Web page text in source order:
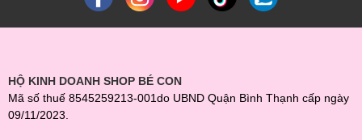
HỘ KINH DOANH SHOP BÉ CON
Mã số thuế 8545259213-001do UBND Quận Bình Thạnh cấp ngày
09/11/2023.